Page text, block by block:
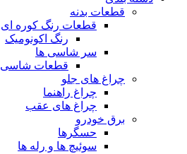
قطعات بدنه
قطعات رنگ کوره ای
رنگ اکونومیک
سر شاسی ها
قطعات شاسی
چراغ های جلو
چراغ راهنما
چراغ های عقب
برق خودرو
حسگرها
سوئیچ ها و رله ها